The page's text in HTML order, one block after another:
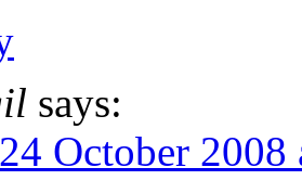
says:
October 2008